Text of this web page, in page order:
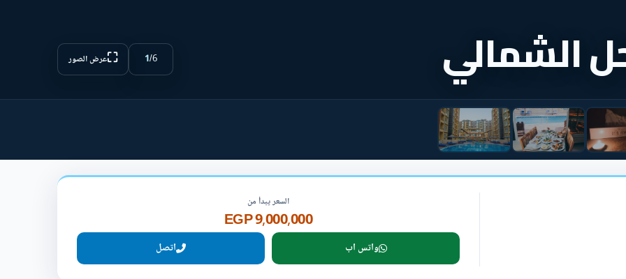
الشمالي 1/6
⛶عرض الصور
السعر يبدأ من
9,000,000 EGP
واتس اب اتصل